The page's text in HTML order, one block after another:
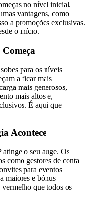
no nível inicial.
vantagens, como
a promoções exclusivas.
o início.
para os níveis
a ficar mais
mais generosos,
mais altos e,
É aqui que
Acontece
o seu auge. Os
como gestores de conta
para eventos
maiores e bónus
vermelho que todos os